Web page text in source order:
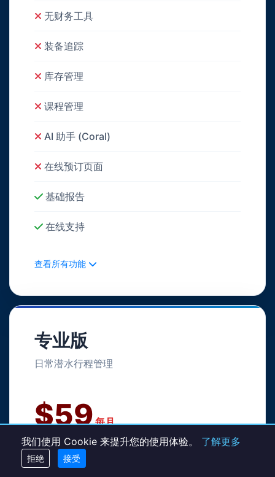
无财务工具
装备追踪
库存管理
课程管理
AI 助手 (Coral)
在线预订页面
基础报告
在线支持
查看所有功能
专业版
日常潜水行程管理
$59每月
我们使用 Cookie 来提升您的使用体验。 了解更多
拒绝 接受